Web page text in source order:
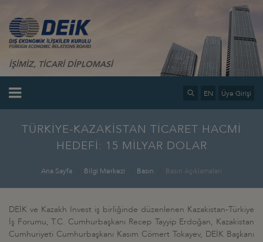
İŞİMİZ, TİCARİ DİPLOMASİ
EN Üye Girişi
TÜRKİYE-KAZAKİSTAN TİCARET HACMİ
HEDEFİ: 15 MİLYAR DOLAR
Ana Sayfa Bilgi Merkezi Basın Basın Açıklamaları
DEİK ve Kazakh Invest iş birliğinde düzenlenen Kazakistan-Türkiye
İş Forumu, T.C. Cumhurbaşkanı Recep Tayyip Erdoğan, Kazakistan
Cumhuriyeti Cumhurbaşkanı Kasım Cömert Tokayev, DEİK Başkanı